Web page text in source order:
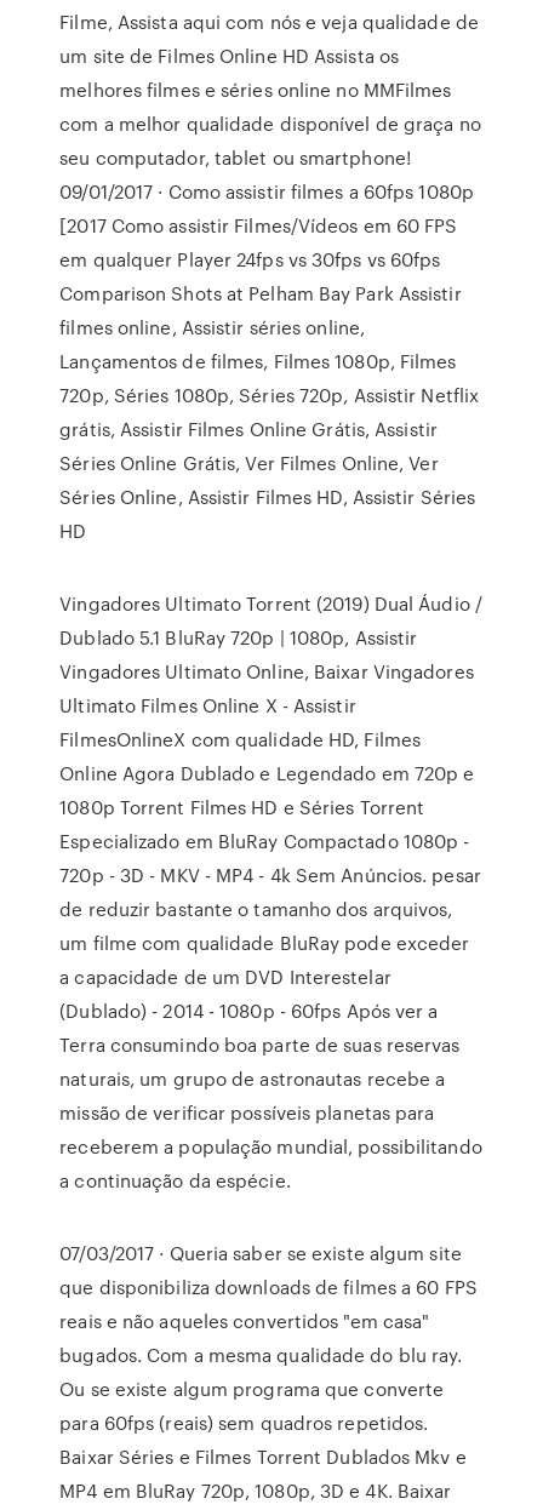
Filme, Assista aqui com nós e veja qualidade de
um site de Filmes Online HD Assista os
melhores filmes e séries online no MMFilmes
com a melhor qualidade disponível de graça no
seu computador, tablet ou smartphone!
09/01/2017 · Como assistir filmes a 60fps 1080p
[2017 Como assistir Filmes/Vídeos em 60 FPS
em qualquer Player 24fps vs 30fps vs 60fps
Comparison Shots at Pelham Bay Park Assistir
filmes online, Assistir séries online,
Lançamentos de filmes, Filmes 1080p, Filmes
720p, Séries 1080p, Séries 720p, Assistir Netflix
grátis, Assistir Filmes Online Grátis, Assistir
Séries Online Grátis, Ver Filmes Online, Ver
Séries Online, Assistir Filmes HD, Assistir Séries
HD
Vingadores Ultimato Torrent (2019) Dual Áudio /
Dublado 5.1 BluRay 720p | 1080p, Assistir
Vingadores Ultimato Online, Baixar Vingadores
Ultimato Filmes Online X - Assistir
FilmesOnlineX com qualidade HD, Filmes
Online Agora Dublado e Legendado em 720p e
1080p Torrent Filmes HD e Séries Torrent
Especializado em BluRay Compactado 1080p -
720p - 3D - MKV - MP4 - 4k Sem Anúncios. pesar
de reduzir bastante o tamanho dos arquivos,
um filme com qualidade BluRay pode exceder
a capacidade de um DVD Interestelar
(Dublado) - 2014 - 1080p - 60fps Após ver a
Terra consumindo boa parte de suas reservas
naturais, um grupo de astronautas recebe a
missão de verificar possíveis planetas para
receberem a população mundial, possibilitando
a continuação da espécie.
07/03/2017 · Queria saber se existe algum site
que disponibiliza downloads de filmes a 60 FPS
reais e não aqueles convertidos "em casa"
bugados. Com a mesma qualidade do blu ray.
Ou se existe algum programa que converte
para 60fps (reais) sem quadros repetidos.
Baixar Séries e Filmes Torrent Dublados Mkv e
MP4 em BluRay 720p, 1080p, 3D e 4K. Baixar